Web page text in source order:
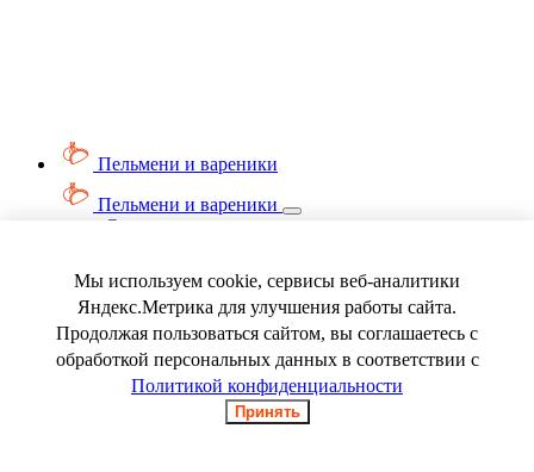
Пельмени и вареники
Пельмени и вареники
Смотреть весь раздел
Ягода замороженная
Мы используем cookie, сервисы веб-аналитики
Яндекс.Метрика для улучшения работы сайта.
Продолжая пользоваться сайтом, вы соглашаетесь с
обработкой персональных данных в соответствии с
Политикой конфиденциальности
Принять